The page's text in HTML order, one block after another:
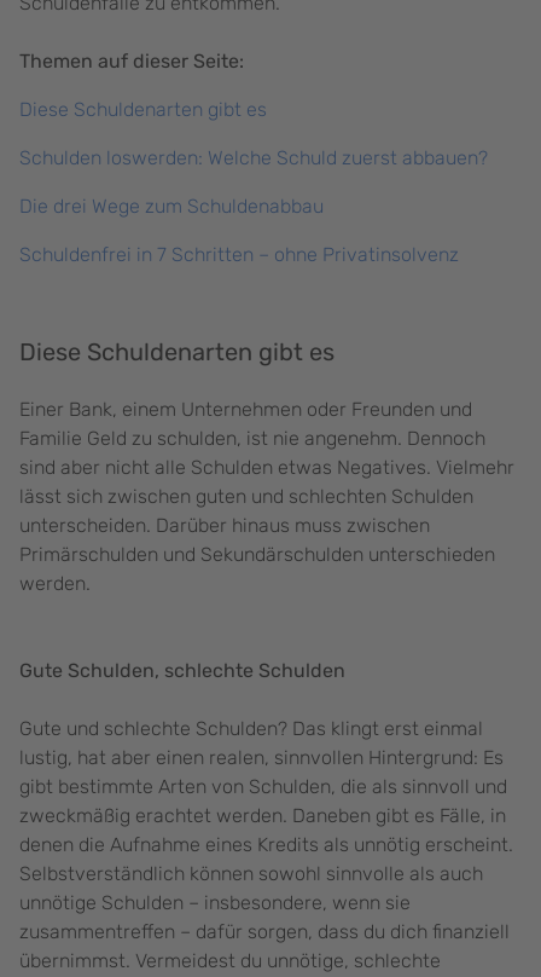
Themen auf dieser Seite:
Diese Schuldenarten gibt es
Schulden loswerden: Welche Schuld zuerst abbauen?
Die drei Wege zum Schuldenabbau
Schuldenfrei in 7 Schritten – ohne Privatinsolvenz
Diese Schuldenarten gibt es
Einer Bank, einem Unternehmen oder Freunden und
Familie Geld zu schulden, ist nie angenehm. Dennoch
sind aber nicht alle Schulden etwas Negatives. Vielmehr
lässt sich zwischen guten und schlechten Schulden
unterscheiden. Darüber hinaus muss zwischen
Primärschulden und Sekundärschulden unterschieden
werden.
Gute Schulden, schlechte Schulden
Gute und schlechte Schulden? Das klingt erst einmal
lustig, hat aber einen realen, sinnvollen Hintergrund: Es
gibt bestimmte Arten von Schulden, die als sinnvoll und
zweckmäßig erachtet werden. Daneben gibt es Fälle, in
denen die Aufnahme eines Kredits als unnötig erscheint.
Selbstverständlich können sowohl sinnvolle als auch
unnötige Schulden – insbesondere, wenn sie
zusammentreffen – dafür sorgen, dass du dich finanziell
übernimmst. Vermeidest du unnötige, schlechte